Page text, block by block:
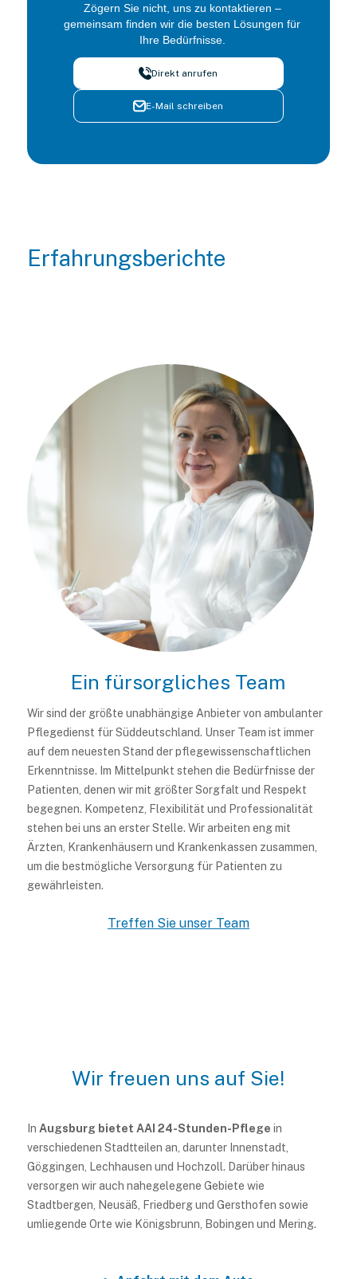
Zögern Sie nicht, uns zu kontaktieren –
gemeinsam finden wir die besten Lösungen für
Ihre Bedürfnisse.
Direkt anrufen
E-Mail schreiben
Erfahrungsberichte
Ein fürsorgliches Team
Wir sind der größte unabhängige Anbieter von ambulanter
Pflegedienst für Süddeutschland. Unser Team ist immer
auf dem neuesten Stand der pflegewissenschaftlichen
Erkenntnisse. Im Mittelpunkt stehen die Bedürfnisse der
Patienten, denen wir mit größter Sorgfalt und Respekt
begegnen. Kompetenz, Flexibilität und Professionalität
stehen bei uns an erster Stelle. Wir arbeiten eng mit
Ärzten, Krankenhäusern und Krankenkassen zusammen,
um die bestmögliche Versorgung für Patienten zu
gewährleisten.
Treffen Sie unser Team
Wir freuen uns auf Sie!
In Augsburg bietet AAI 24-Stunden-Pflege in
verschiedenen Stadtteilen an, darunter Innenstadt,
Göggingen, Lechhausen und Hochzoll. Darüber hinaus
versorgen wir auch nahegelegene Gebiete wie
Stadtbergen, Neusäß, Friedberg und Gersthofen sowie
umliegende Orte wie Königsbrunn, Bobingen und Mering.